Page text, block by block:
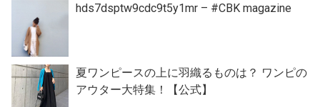
hds7dsptw9cdc9t5y1mr – #CBK magazine
夏ワンピースの上に羽織るものは？ ワンピの
アウター大特集！【公式】